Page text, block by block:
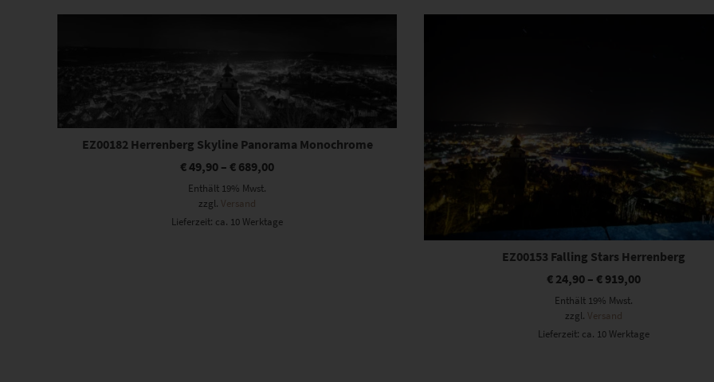
Dieses Produkt weist mehrere Varianten auf. Die Optionen können auf der Produktseite gewählt werden
EZ00182 Herrenberg Skyline Panorama Monochrome
€49,90 –€ 689,00
Enthält 19% Mwst.
zzgl.Versand
Lieferzeit: ca. 10 Werktage
Dieses Produkt weist mehrere Varianten auf. Die Optionen können auf der Produktseite gewählt werden
EZ00153 Falling Stars Herrenberg
€ 24,90 –€ 919,00
Enthält 19% Mwst.
zzgl.Versand
Lieferzeit: ca. 10 Werktage